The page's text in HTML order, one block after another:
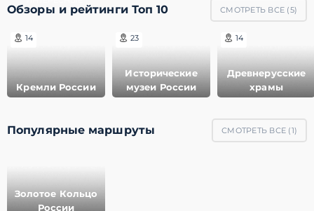
Обзоры и рейтинги Топ 10 СМОТРЕТЬ ВСЕ (5)
14
Кремли России
23
Исторические
музеи России
14
Древнерусские
храмы
Популярные маршруты СМОТРЕТЬ ВСЕ (1)
Золотое Кольцо
России